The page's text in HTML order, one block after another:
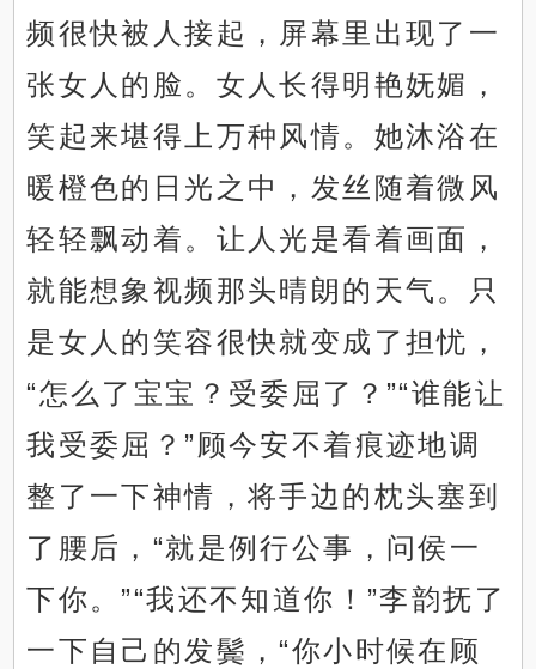
频很快被人接起，屏幕里出现了一
张女人的脸。女人长得明艳妩媚，
笑起来堪得上万种风情。她沐浴在
暖橙色的日光之中，发丝随着微风
轻轻飘动着。让人光是看着画面，
就能想象视频那头晴朗的天气。只
是女人的笑容很快就变成了担忧，
“怎么了宝宝？受委屈了？”“谁能让
我受委屈？”顾今安不着痕迹地调
整了一下神情，将手边的枕头塞到
了腰后，“就是例行公事，问侯一
下你。”“我还不知道你！”李韵抚了
一下自己的发鬓，“你小时候在顾